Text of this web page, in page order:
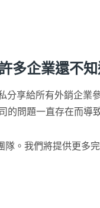
多企業還不
享給所有外銷企
問題一直存在而導
。我們將提供更多